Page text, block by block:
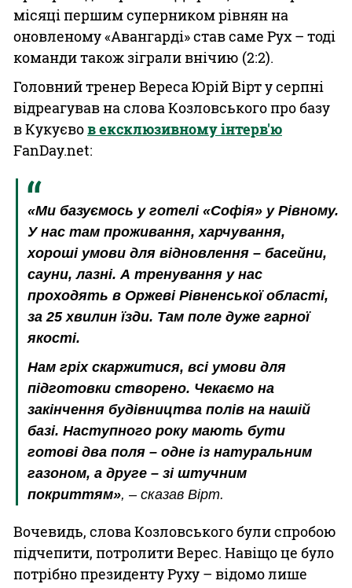
місяці першим суперником рівнян на
оновленому «Авангарді» став саме Рух – тоді
команди також зіграли внічию (2:2).
Головний тренер Вереса Юрій Вірт у серпні
відреагував на слова Козловського про базу
в Кукуєвов ексклюзивному інтерв'ю
FanDay.net:
«Ми базуємось у готелі «Софія» у Рівному.
У нас там проживання, харчування,
хороші умови для відновлення – басейни,
сауни, лазні. А тренування у нас
проходять в Оржеві Рівненської області,
за 25 хвилин їзди. Там поле дуже гарної
якості.
Нам гріх скаржитися, всі умови для
підготовки створено. Чекаємо на
закінчення будівництва полів на нашій
базі. Наступного року мають бути
готові два поля – одне із натуральним
газоном, а друге – зі штучним
покриттям», – сказав Вірт.
Вочевидь, слова Козловського були спробою
підчепити, потролити Верес. Навіщо це було
потрібно президенту Руху – відомо лише